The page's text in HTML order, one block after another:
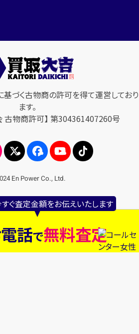
ぐ査定金額をお伝えいたします
話で無料査定
づく古物商の許可を得て運営しており
ます。
古物商許可】 第304361407260号
En Power Co., Ltd.